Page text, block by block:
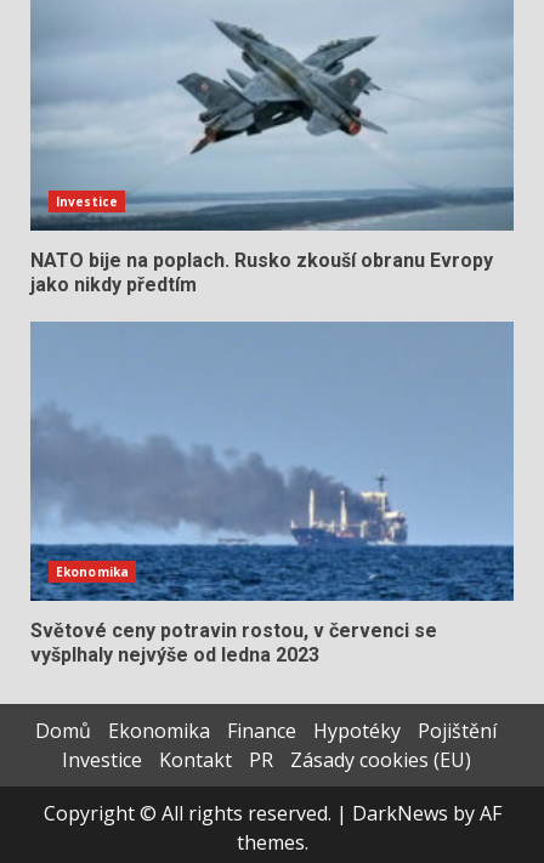
Investice
NATO bije na poplach. Rusko zkouší obranu Evropy
jako nikdy předtím
Ekonomika
Světové ceny potravin rostou, v červenci se
vyšplhaly nejvýše od ledna 2023
Domů Ekonomika Finance Hypotéky
Pojištění
Investice
Kontakt PR
Zásady cookies (EU)
Copyright © All rights reserved. | DarkNews by AF
themes.